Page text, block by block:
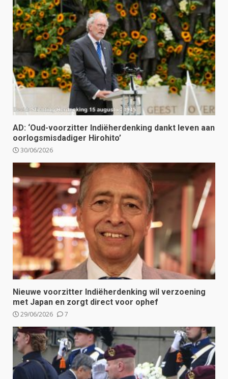
AD: ‘Oud-voorzitter Indiëherdenking dankt leven aan
oorlogsmisdadiger Hirohito’
30/06/2026
Nieuwe voorzitter Indiëherdenking wil verzoening
met Japan en zorgt direct voor ophef
29/06/2026 7